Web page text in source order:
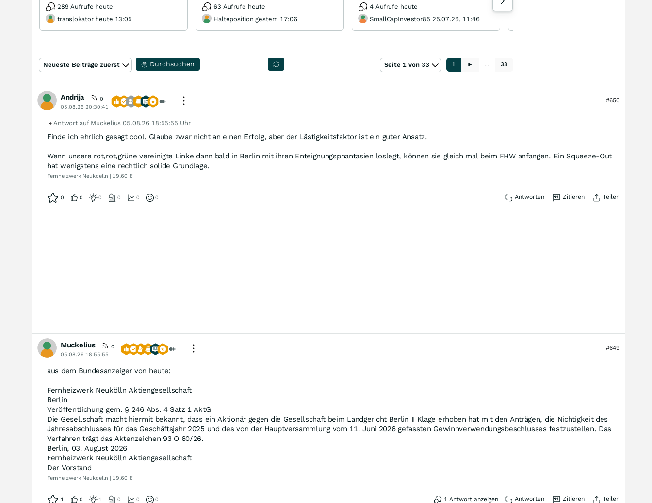
289 Aufrufe heute
translokator heute 13:05
63 Aufrufe heute
Halteposition gestern 17:06
4 Aufrufe heute
SmallCapInvestor85 25.07.26, 11:46
Neueste Beiträge zuerst Durchsuchen 1 ► … 33
Seite 1 von 33
Andrija
0
05.08.26 20:30:41
#650
Antwort auf Muckelius05.08.26 18:55:55 Uhr
Finde ich ehrlich gesagt cool. Glaube zwar nicht an einen Erfolg, aber der Lästigkeitsfaktor ist ein guter Ansatz.
Wenn unsere rot,rot,grüne vereinigte Linke dann bald in Berlin mit ihren Enteignungsphantasien loslegt, können sie gleich mal beim FHW anfangen. Ein Squeeze-Out
hat wenigstens eine rechtlich solide Grundlage.
Fernheizwerk Neukoelln | 19,60 €
0 0 0 0 0 0 Antworten Zitieren Teilen
Muckelius
0
05.08.26 18:55:55
#649
aus dem Bundesanzeiger von heute:
Fernheizwerk Neukölln Aktiengesellschaft
Berlin
Veröffentlichung gem. § 246 Abs. 4 Satz 1 AktG
Die Gesellschaft macht hiermit bekannt, dass ein Aktionär gegen die Gesellschaft beim Landgericht Berlin II Klage erhoben hat mit den Anträgen, die Nichtigkeit des
Jahresabschlusses für das Geschäftsjahr 2025 und des von der Hauptversammlung vom 11. Juni 2026 gefassten Gewinnverwendungsbeschlusses festzustellen. Das
Verfahren trägt das Aktenzeichen 93 O 60/26.
Berlin, 03. August 2026
Fernheizwerk Neukölln Aktiengesellschaft
Der Vorstand
Fernheizwerk Neukoelln | 19,60 €
1 0 1 0 0 0 1 Antwort anzeigen Antworten Zitieren Teilen